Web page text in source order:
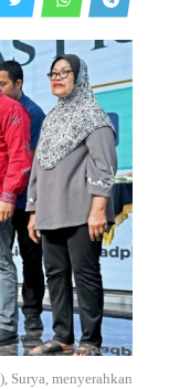
Surya, menyerahkan